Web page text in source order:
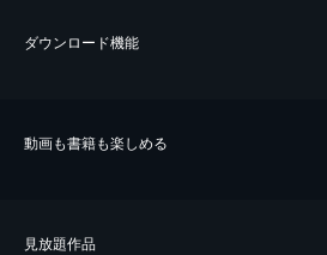
ダウンロード機能
動画も書籍も楽しめる
⾒放題作品